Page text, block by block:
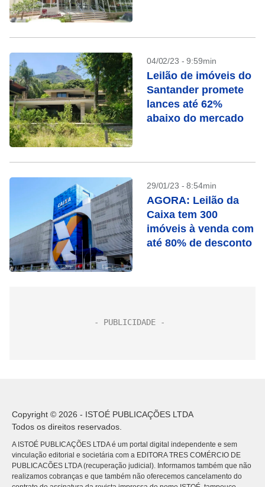
04/02/23 - 9:59min
Leilão de imóveis do
Santander promete
lances até 62%
abaixo do mercado
29/01/23 - 8:54min
AGORA: Leilão da
Caixa tem 300
imóveis à venda com
até 80% de desconto
Copyright © 2026 - ISTOÉ PUBLICAÇÕES LTDA
Todos os direitos reservados.
A ISTOÉ PUBLICAÇÕES LTDA é um portal digital independente e sem
vinculação editorial e societária com a EDITORA TRES COMÉRCIO DE
PUBLICACÕES LTDA (recuperação judicial). Informamos também que não
realizamos cobranças e que também não oferecemos cancelamento do